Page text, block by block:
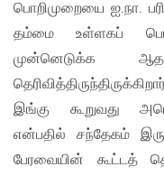
பொறிமுறையை ஐ.நா.
தம்மை உள்ளகப்
முன்னெடுக்க
இங்கு கூறுவது
என்பதில் சந்தேகம்
பேரவையின் கூட்டத்